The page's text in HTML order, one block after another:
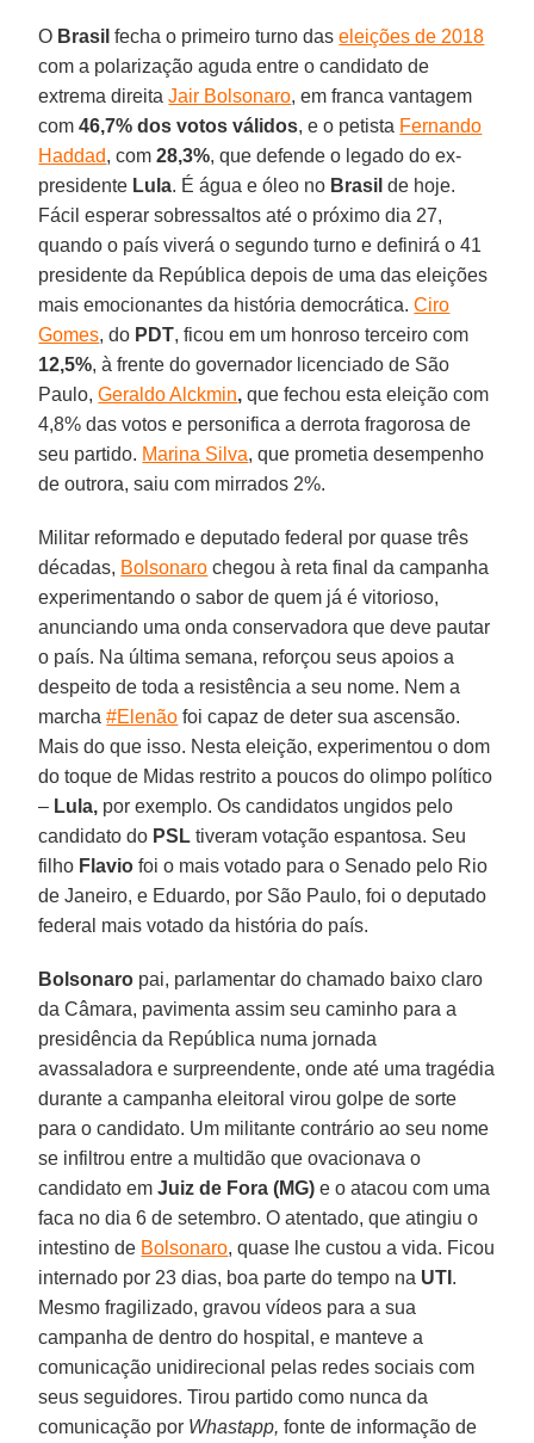
O Brasil fecha o primeiro turno daseleições de 2018
com a polarização aguda entre o candidato de
extrema direitaJair Bolsonaro, em franca vantagem
com46,7% dos votos válidos, e o petista Fernando
Haddad, com28,3%, que defende o legado do ex-
presidente Lula. É água e óleo no Brasil de hoje.
Fácil esperar sobressaltos até o próximo dia 27,
quando o país viverá o segundo turno e definirá o 41
presidente da República depois de uma das eleições
mais emocionantes da história democrática.Ciro
Gomes, do PDT, ficou em um honroso terceiro com
12,5%, à frente do governador licenciado de São
Paulo,Geraldo Alckmin, que fechou esta eleição com
4,8% das votos e personifica a derrota fragorosa de
seu partido. Marina Silva, que prometia desempenho
de outrora, saiu com mirrados 2%.
Militar reformado e deputado federal por quase três
décadas, Bolsonaro chegou à reta final da campanha
experimentando o sabor de quem já é vitorioso,
anunciando uma onda conservadora que deve pautar
o país. Na última semana, reforçou seus apoios a
despeito de toda a resistência a seu nome. Nem a
marcha#Elenão foi capaz de deter sua ascensão.
Mais do que isso. Nesta eleição, experimentou o dom
do toque de Midas restrito a poucos do olimpo político
– Lula, por exemplo. Os candidatos ungidos pelo
candidato do PSL tiveram votação espantosa. Seu
filho Flavio foi o mais votado para o Senado pelo Rio
de Janeiro, e Eduardo, por São Paulo, foi o deputado
federal mais votado da história do país.
Bolsonaro pai, parlamentar do chamado baixo claro
da Câmara, pavimenta assim seu caminho para a
presidência da República numa jornada
avassaladora e surpreendente, onde até uma tragédia
durante a campanha eleitoral virou golpe de sorte
para o candidato. Um militante contrário ao seu nome
se infiltrou entre a multidão que ovacionava o
candidato emJuiz de Fora (MG) e o atacou com uma
faca no dia 6 de setembro. O atentado, que atingiu o
intestino de Bolsonaro, quase lhe custou a vida. Ficou
internado por 23 dias, boa parte do tempo na UTI .
Mesmo fragilizado, gravou vídeos para a sua
campanha de dentro do hospital, e manteve a
comunicação unidirecional pelas redes sociais com
seus seguidores. Tirou partido como nunca da
comunicação por Whastapp, fonte de informação de